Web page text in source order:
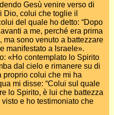
Gesù venire verso di
Dio, colui che toglie il
del quale ho detto: “Dopo
a me, perché era prima
ma sono venuto a battezzare
manifestato a Israele».
«Ho contemplato lo Spirito
dal cielo e rimanere su di
proprio colui che mi ha
mi disse: “Colui sul quale
lo Spirito, è lui che battezza
e ho testimoniato che